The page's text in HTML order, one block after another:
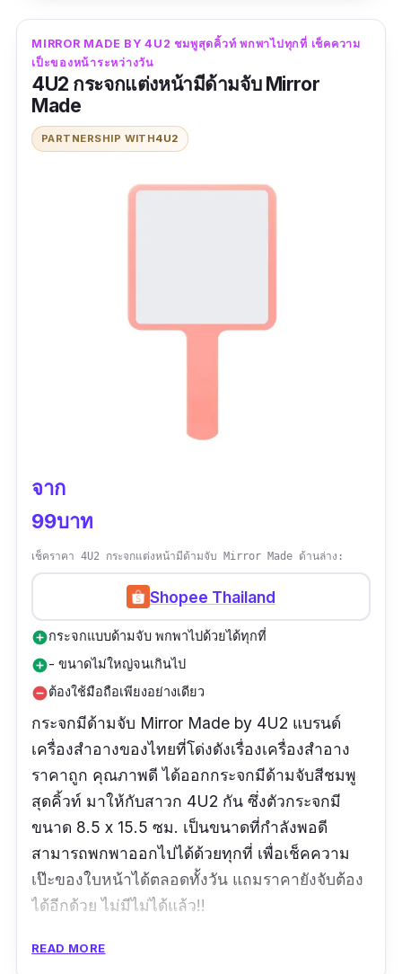
MIRROR MADE BY 4U2 ชมพูสุดคิ้วท์ พกพาไปทุกที่ เช็คความ
เป็ะของหน้าระหว่างวัน
4U2 กระจกแต่งหน้ามีด้ามจับ Mirror
Made
PARTNERSHIP WITH4U2
จาก
99บาท
เช็คราคา 4U2 กระจกแต่งหน้ามีด้ามจับ Mirror Made ด้านล่าง:
Shopee Thailand
add_circleกระจกแบบด้ามจับ พกพาไปด้วยได้ทุกที่
add_circle- ขนาดไม่ใหญ่จนเกินไป
remove_circleต้องใช้มือถือเพียงอย่างเดียว
กระจกมีด้ามจับ Mirror Made by 4U2 แบรนด์
เครื่องสำอางของไทยที่โด่งดังเรื่องเครื่องสำอาง
ราคาถูก คุณภาพดี ได้ออกกระจกมีด้ามจับสีชมพู
สุดคิ้วท์ มาให้กับสาวก 4U2 กัน ซึ่งตัวกระจกมี
ขนาด 8.5 x 15.5 ซม. เป็นขนาดที่กำลังพอดี
สามารถพกพาออกไปได้ด้วยทุกที่ เพื่อเช็คความ
เป๊ะของใบหน้าได้ตลอดทั้งวัน แถมราคายังจับต้อง
ได้อีกด้วย ไม่มีไม่ได้แล้ว!!
รีวิวจากผู้ใช้จริง:
READ MORE